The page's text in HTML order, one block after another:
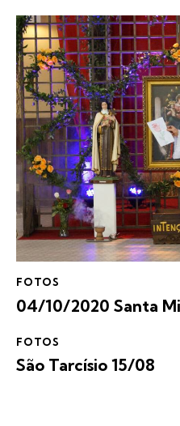
FOTOS
04/10/2020 Santa
FOTOS
São Tarcísio 15/08